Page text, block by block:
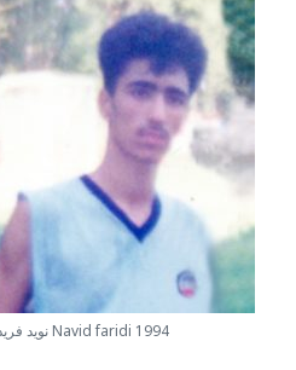
نويد فريدى Navid faridi 1994